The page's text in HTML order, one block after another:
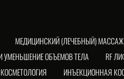
МЕДИЦИНСКИЙ (ЛЕЧЕБНЫЙ) МАССАЖ
УМЕНЬШЕНИЕ ОБЪЕМОВ ТЕЛА
RF
ИНЪЕКЦИОННАЯ